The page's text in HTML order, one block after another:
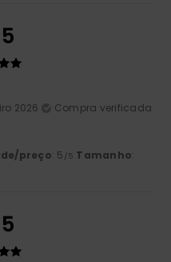
2026
Compra verificada
preço: 5 /5 Tamanho: